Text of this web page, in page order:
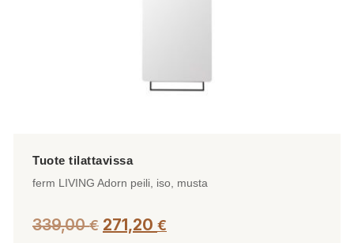
ferm LIVING Adorn peili, iso, musta
339,00€ 271,20 €